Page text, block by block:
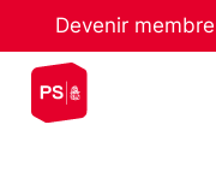
Devenir membre